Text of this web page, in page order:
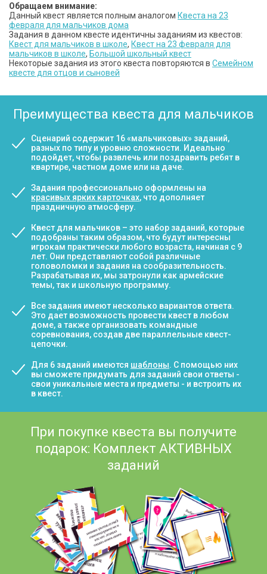
Обращаем внимание:
Данный квест является полным аналогом Квеста на 23
февраля для мальчиков дома
Задания в данном квесте идентичны заданиям из квестов:
Квест для мальчиков в школе, Квест на 23 февраля для
мальчиков в школе, Большой школьный квест
Некоторые задания из этого квеста повторяются в Семейном
квесте для отцов и сыновей
Преимущества квеста для мальчиков
Сценарий содержит 16 «мальчиковых» заданий,
разных по типу и уровню сложности. Идеально
подойдет, чтобы развлечь или поздравить ребят в
квартире, частном доме или на даче.
Задания профессионально оформлены на
красивых ярких карточках, что дополняет
праздничную атмосферу.
Квест для мальчиков – это набор заданий, которые
подобраны таким образом, что будут интересны
игрокам практически любого возраста, начиная с 9
лет. Они представляют собой различные
головоломки и задания на сообразительность.
Разрабатывая их, мы затронули как армейские
темы, так и школьную программу.
Все задания имеют несколько вариантов ответа.
Это дает возможность провести квест в любом
доме, а также организовать командные
соревнования, создав две параллельные квест-
цепочки.
Для 6 заданий имеются шаблоны. С помощью них
вы сможете придумать для заданий свои ответы -
свои уникальные места и предметы - и встроить их
в квест.
При покупке квеста вы получите
подарок: Комплект АКТИВНЫХ
заданий